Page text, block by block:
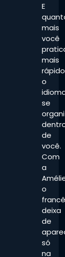
E
mais
você
mais
rápido
o
se
de
você.
Com
a
o
deixa
de
só
na